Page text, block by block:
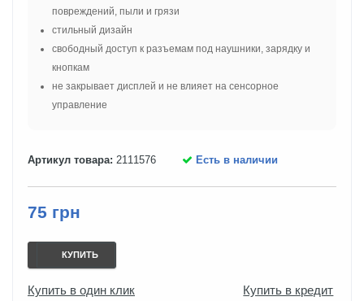
повреждений, пыли и грязи
стильный дизайн
свободный доступ к разъемам под наушники, зарядку и
кнопкам
не закрывает дисплей и не влияет на сенсорное
управление
Артикул товара: 2111576 Есть в наличии
75 грн
КУПИТЬ
Купить в один клик Купить в кредит